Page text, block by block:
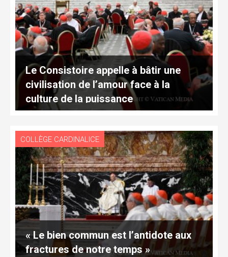
Le Consistoire appelle à bâtir une
civilisation de l’amour face à la
culture de la puissance
COLLÈGE CARDINALICE
« Le bien commun est l’antidote aux
fractures de notre temps »